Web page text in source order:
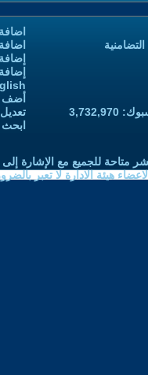
أضف
متاحة للجميع مع الإشارة إلى
هيئة الادارة لا تعبر